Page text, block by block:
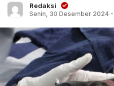
Redaksi
Senin, 30 Desember 2024 -